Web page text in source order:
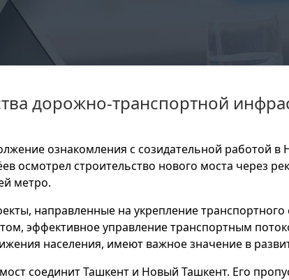
дорожно-транспортной
ознакомления с созидательной работой
осмотрел строительство нового моста через
метро.
направленные на укрепление
эффективное управление транспортным
населения, имеют важное значение в
соединит Ташкент и Новый Ташкент. Его